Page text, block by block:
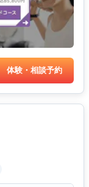
体験・相談予約